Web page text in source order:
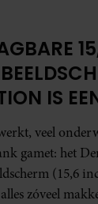
IS
ÉN
veel
gamet: het
(15,6
zóveel